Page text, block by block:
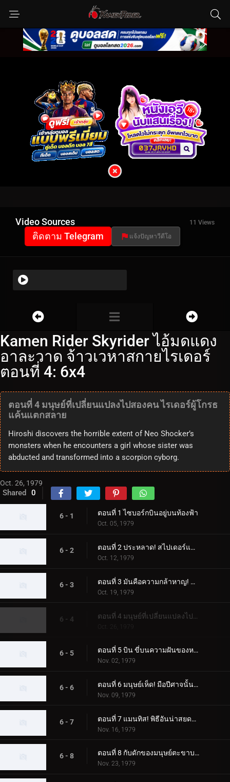
Video Sources 11 Views
ติดตาม Telegram แจ้งปัญหาวีดีโอ
Kamen Rider Skyrider ไอ้มดแดง
อาละวาด จ้าวเวหาสกายไรเดอร์
ตอนที่ 4: 6x4
ตอนที่ 4 มนุษย์ที่เปลี่ยนแปลงไปสองคน ไรเดอร์ผู้โกรธ
แค้นแตกสลาย
Hiroshi discovers the horrible extent of Neo Shocker’s
monsters when he encounters a girl whose sister was
abducted and transformed into a scorpion cyborg.
Oct. 26, 1979
Shared 0
6 - 1 ตอนที่ 1 ไซบอร์กบินอยู่บนท้องฟ้า
Oct. 05, 1979
6 - 2 ตอนที่ 2 ประหลาด! สไปเดอร์แมน
Oct. 12, 1979
6 - 3 ตอนที่ 3 มันคือความกล้าหาญ! ความกลัวของขลุ่ยค้างคาว
Oct. 19, 1979
6 - 4
Oct. 26, 1979
6 - 5 ตอนที่ 5 บิน ขี่บนความฝันของหญิงสาว
Nov. 02, 1979
6 - 6 ตอนที่ 6 มนุษย์เห็ด! มือปีศาจนั้นเย็นชา
Nov. 09, 1979
6 - 7 ตอนที่ 7 แมนทิส! พิธีอันน่าสยดสยอง
Nov. 16, 1979
6 - 8 ตอนที่ 8 กับดักของมนุษย์ตะขาบ! ห้องผ่าตัดลึกลับ
Nov. 23, 1979